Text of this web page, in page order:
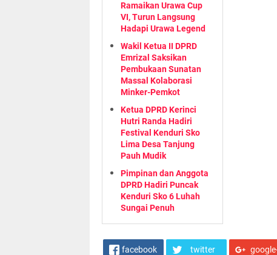
Ramaikan Urawa Cup
VI, Turun Langsung
Hadapi Urawa Legend
Wakil Ketua II DPRD
Emrizal Saksikan
Pembukaan Sunatan
Massal Kolaborasi
Minker-Pemkot
Ketua DPRD Kerinci
Hutri Randa Hadiri
Festival Kenduri Sko
Lima Desa Tanjung
Pauh Mudik
Pimpinan dan Anggota
DPRD Hadiri Puncak
Kenduri Sko 6 Luhah
Sungai Penuh
facebook twitter